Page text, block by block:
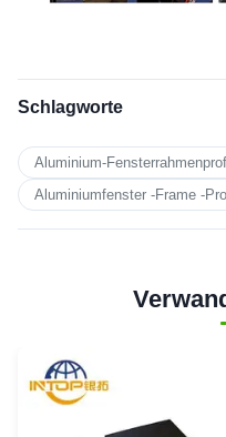
Schlagworte
Aluminium-
Aluminiumfenster -Frame -